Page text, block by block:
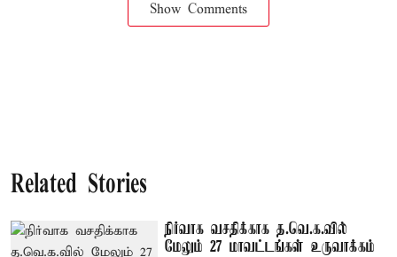
Show Comments
Related Stories
நிர்வாக வசதிக்காக த.வெ.க.வில்
மேலும் 27 மாவட்டங்கள் உருவாக்கம்